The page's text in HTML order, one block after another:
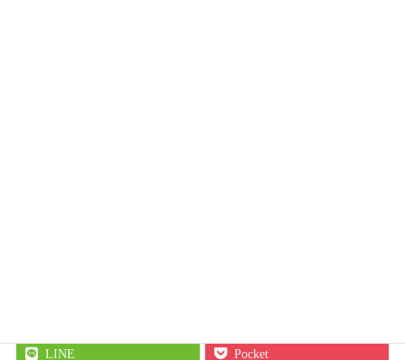
LINE Pocket